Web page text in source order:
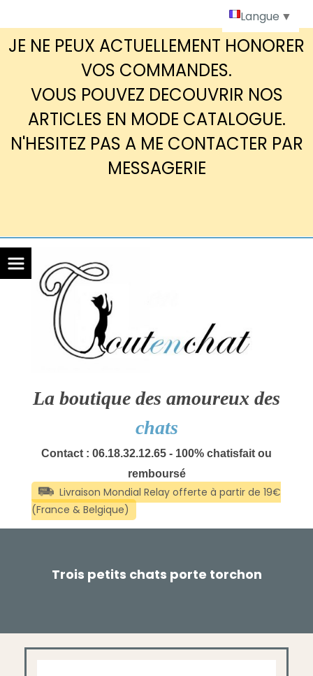
JE NE PEUX ACTUELLEMENT HONORER
VOS COMMANDES.
VOUS POUVEZ DECOUVRIR NOS
ARTICLES EN MODE CATALOGUE.
N'HESITEZ PAS A ME CONTACTER PAR
MESSAGERIE
La boutique des amoureux des
chats
Contact : 06.18.32.12.65 - 100% chatisfait ou
remboursé
Trois petits chats porte torchon
Langue ▼